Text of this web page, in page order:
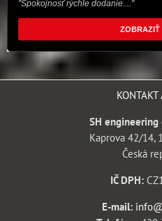
"Spokojnosť rýchle dodanie...."
ZOBRAZIŤ
KONTAKT
SH engineering
Kaprova 42/14,
Česká
IČ DPH:
E-mail: